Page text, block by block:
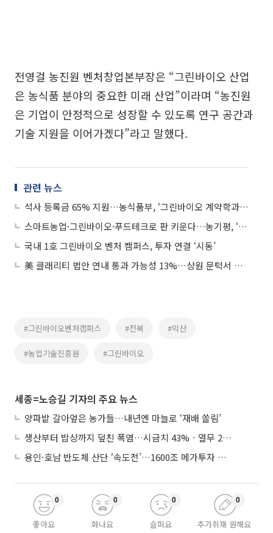
전영걸 농진원 벤처창업본부장은 “그린바이오 산업
은 농식품 분야의 중요한 미래 산업”이라며 “농진원
은 기업이 안정적으로 성장할 수 있도록 연구 공간과
기술 지원을 이어가겠다”라고 말했다.
관련 뉴스
석사 등록금 65% 지원…농식품부, ‘그린바이오 계약학과’ 첫 도입
스마트농업·그린바이오·푸드테크로 판 키운다…농기평, ‘K-농업’ R&D 컨트롤타워 부상
국내 1호 그린바이오 벤처 캠퍼스, 투자 연결 ‘시동’
美 클래리티 법안 연내 통과 가능성 13%…상원 문턱서 제동
#그린바이오벤처캠퍼스 #전북 #익산
#농업기술진흥원 #그린바이오
세종=노승길 기자의 주요 뉴스
양파밭 갈아엎은 농가들…내년엔 마늘로 ‘재배 쏠림’
생산부터 밥상까지 덮친 폭염…시금치 43%ㆍ열무 28% 급등
용인·호남 반도체 산단 ‘속도전’…1600조 메가투자 이행 총력
좋아요
0
화나요
0
슬퍼요
0
추가취재 원해요
0